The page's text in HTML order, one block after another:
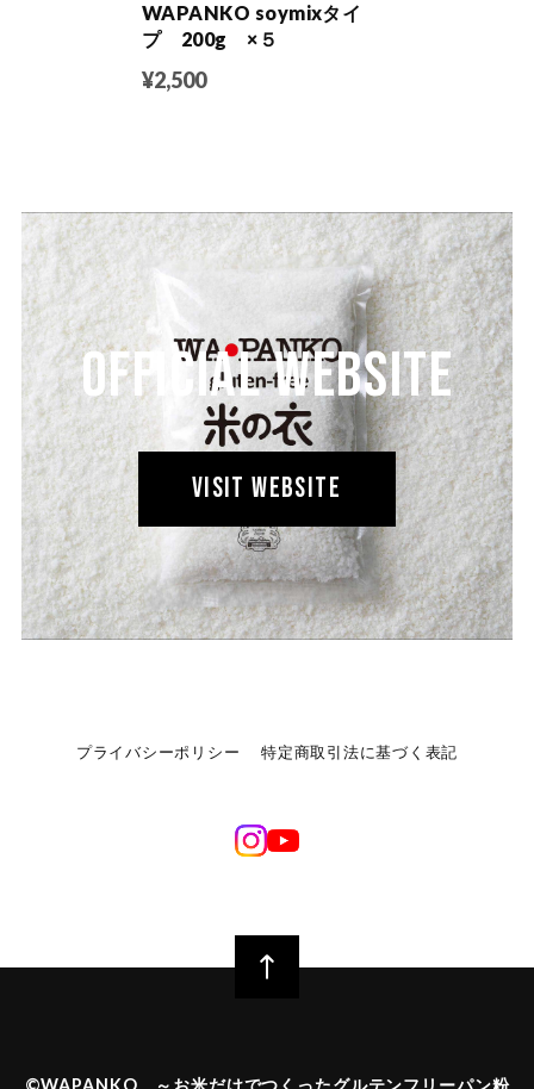
WAPANKO soymixタイ
プ 200g ×５
¥2,500
OFFICIAL WEBSITE
VISIT WEBSITE
プライバシーポリシー 特定商取引法に基づく表記